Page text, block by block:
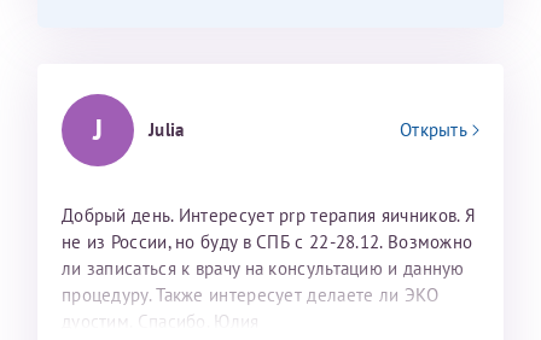
J Julia Открыть
Добрый день. Интересует prp терапия яичников. Я
не из России, но буду в СПБ с 22-28.12. Возможно
ли записаться к врачу на консультацию и данную
процедуру. Также интересует делаете ли ЭКО
дуостим. Спасибо. Юлия